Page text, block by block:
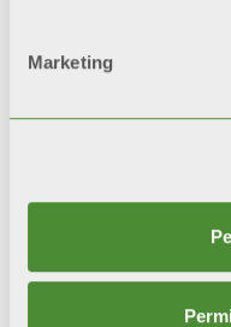
Marketing
Política de